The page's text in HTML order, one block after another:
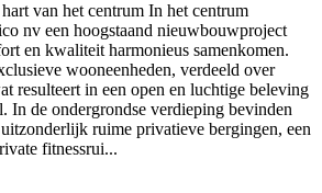
van het centrum In het centrum
nv een hoogstaand nieuwbouwproject
en kwaliteit harmonieus samenkomen.
wooneenheden, verdeeld over
resulteert in een open en luchtige beleving
In de ondergrondse verdieping bevinden
ruime privatieve bergingen, een
fitnessrui...